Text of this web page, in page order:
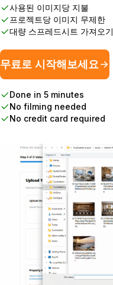
사용된 이미지당 지불
프로젝트당 이미지 무제한
대량 스프레드시트 가져오기
무료로 시작해보세요
Done in 5 minutes
No filming needed
No credit card required